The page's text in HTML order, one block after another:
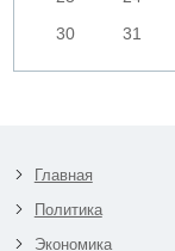
30
31
Главная
Политика
Экономика